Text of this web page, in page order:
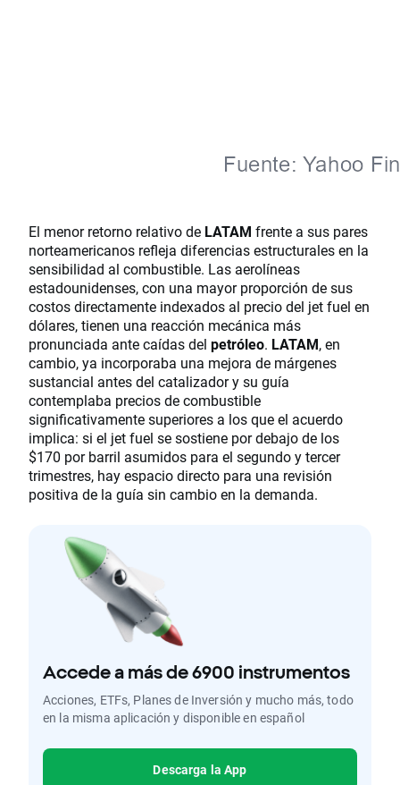
El menor retorno relativo de LATAM frente a sus pares
norteamericanos refleja diferencias estructurales en la
sensibilidad al combustible. Las aerolíneas
estadounidenses, con una mayor proporción de sus
costos directamente indexados al precio del jet fuel en
dólares, tienen una reacción mecánica más
pronunciada ante caídas del petróleo. LATAM, en
cambio, ya incorporaba una mejora de márgenes
sustancial antes del catalizador y su guía
contemplaba precios de combustible
significativamente superiores a los que el acuerdo
implica: si el jet fuel se sostiene por debajo de los
$170 por barril asumidos para el segundo y tercer
trimestres, hay espacio directo para una revisión
positiva de la guía sin cambio en la demanda.
Accede a más de 6900 instrumentos
Acciones, ETFs, Planes de Inversión y mucho más, todo
en la misma aplicación y disponible en español
Descarga la App